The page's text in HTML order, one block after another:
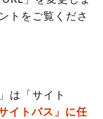
トをご覧くださ
は「サイト
サイトパス」に任